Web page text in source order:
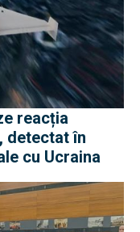
reacția
detectat în
cu Ucraina